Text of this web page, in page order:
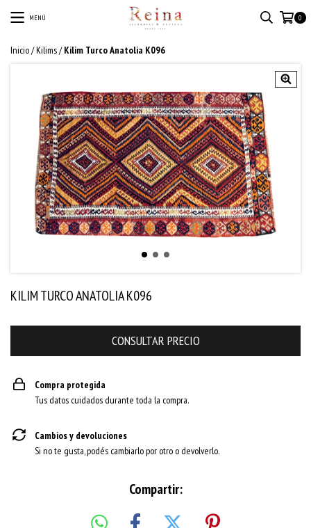
MENÚ 0
Inicio/Kilims/ Kilim Turco Anatolia K096
KILIM TURCO ANATOLIA K096
Compra protegida
Tus datos cuidados durante toda la compra.
Cambios y devoluciones
Si no te gusta, podés cambiarlo por otro o devolverlo.
Compartir: